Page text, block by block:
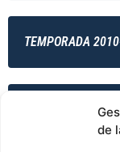
de
TEMPORADA
TEMPORADA